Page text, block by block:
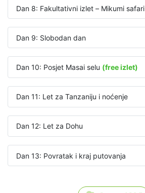
Dan 8: Fakultativni izlet – Mikumi safari
Dan 9: Slobodan dan
Dan 10: Posjet Masai selu (free izlet)
Dan 11: Let za Tanzaniju i noćenje
Dan 12: Let za Dohu
Dan 13: Povratak i kraj putovanja